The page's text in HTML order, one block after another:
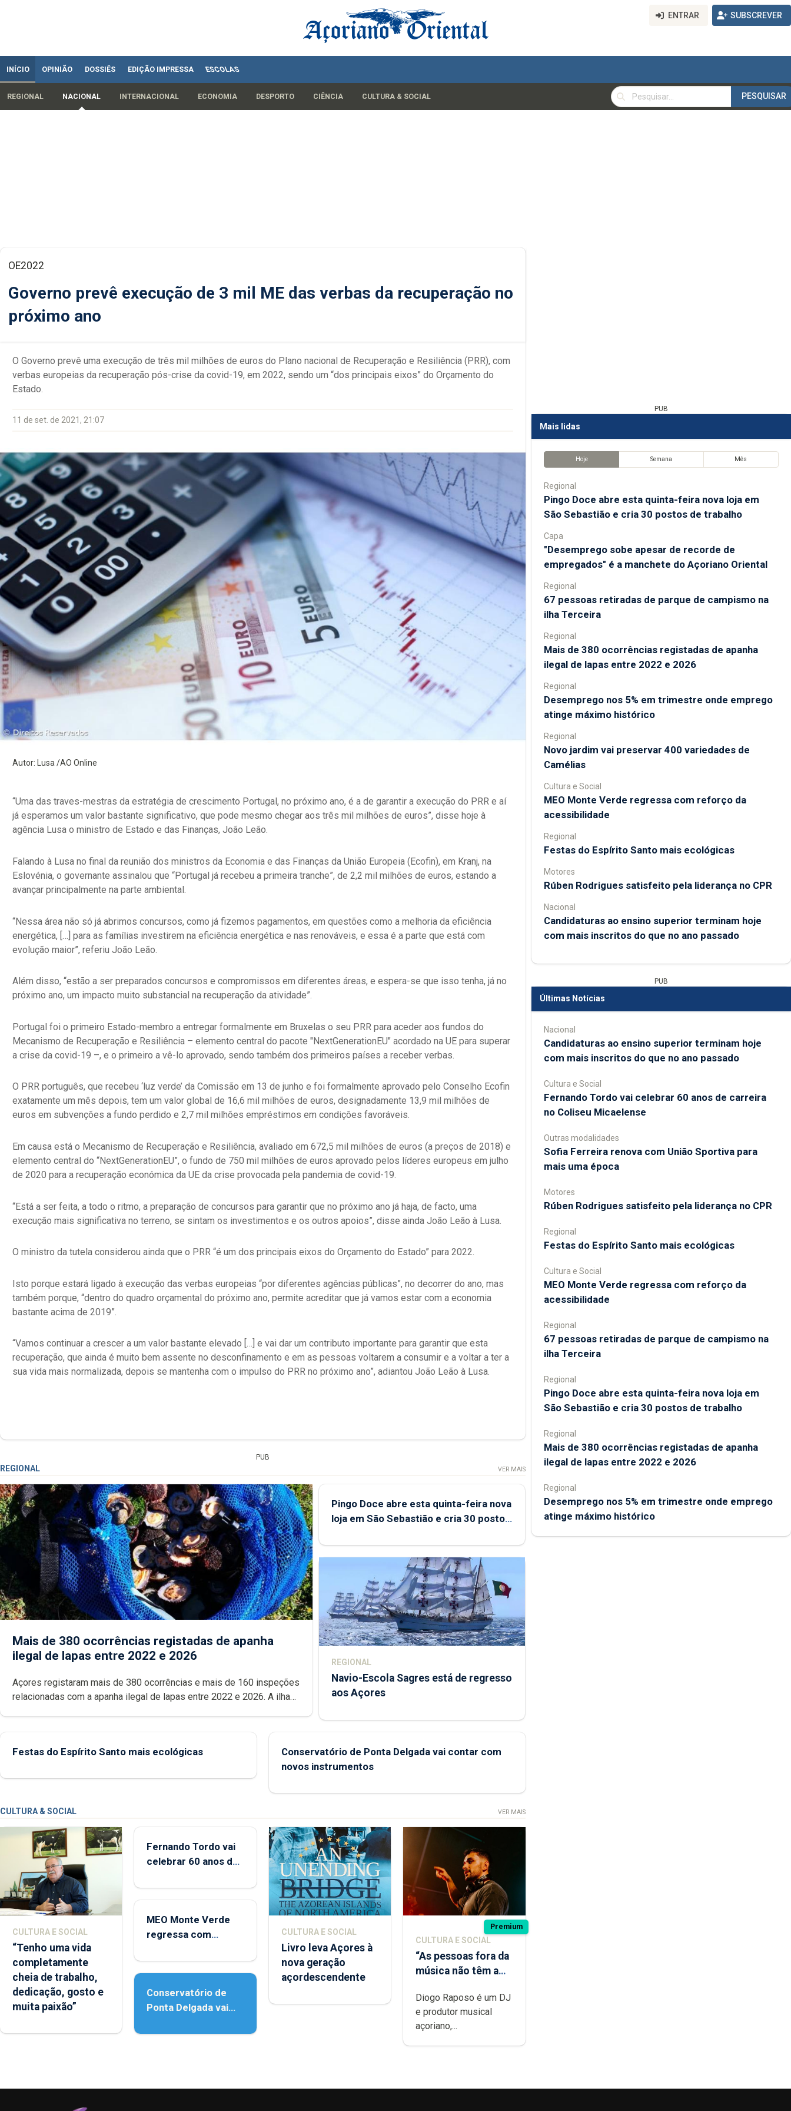
ENTRAR SUBSCREVER
INÍCIO OPINIÃO DOSSIÊS EDIÇÃO IMPRESSA ESCOLAS
REGIONAL NACIONAL INTERNACIONAL ECONOMIA DESPORTO CIÊNCIA CULTURA & SOCIAL
PESQUISAR
PESQUISAR
OE2022
Governo prevê execução de 3 mil ME das verbas da recuperação no
próximo ano
O Governo prevê uma execução de três mil milhões de euros do Plano nacional de Recuperação e Resiliência (PRR), com
verbas europeias da recuperação pós-crise da covid-19, em 2022, sendo um “dos principais eixos” do Orçamento do
Estado.
11 de set. de 2021, 21:07
Autor: Lusa /AO Online
“Uma das traves-mestras da estratégia de crescimento Portugal, no próximo ano, é a de garantir a execução do PRR e aí
já esperamos um valor bastante significativo, que pode mesmo chegar aos três mil milhões de euros”, disse hoje à
agência Lusa o ministro de Estado e das Finanças, João Leão.
Falando à Lusa no final da reunião dos ministros da Economia e das Finanças da União Europeia (Ecofin), em Kranj, na
Eslovénia, o governante assinalou que “Portugal já recebeu a primeira tranche”, de 2,2 mil milhões de euros, estando a
avançar principalmente na parte ambiental.
“Nessa área não só já abrimos concursos, como já fizemos pagamentos, em questões como a melhoria da eficiência
energética, […] para as famílias investirem na eficiência energética e nas renováveis, e essa é a parte que está com
evolução maior”, referiu João Leão.
Além disso, “estão a ser preparados concursos e compromissos em diferentes áreas, e espera-se que isso tenha, já no
próximo ano, um impacto muito substancial na recuperação da atividade”.
Portugal foi o primeiro Estado-membro a entregar formalmente em Bruxelas o seu PRR para aceder aos fundos do
Mecanismo de Recuperação e Resiliência – elemento central do pacote "NextGenerationEU" acordado na UE para superar
a crise da covid-19 –, e o primeiro a vê-lo aprovado, sendo também dos primeiros países a receber verbas.
O PRR português, que recebeu ‘luz verde’ da Comissão em 13 de junho e foi formalmente aprovado pelo Conselho Ecofin
exatamente um mês depois, tem um valor global de 16,6 mil milhões de euros, designadamente 13,9 mil milhões de
euros em subvenções a fundo perdido e 2,7 mil milhões empréstimos em condições favoráveis.
Em causa está o Mecanismo de Recuperação e Resiliência, avaliado em 672,5 mil milhões de euros (a preços de 2018) e
elemento central do “NextGenerationEU”, o fundo de 750 mil milhões de euros aprovado pelos líderes europeus em julho
de 2020 para a recuperação económica da UE da crise provocada pela pandemia de covid-19.
“Está a ser feita, a todo o ritmo, a preparação de concursos para garantir que no próximo ano já haja, de facto, uma
execução mais significativa no terreno, se sintam os investimentos e os outros apoios”, disse ainda João Leão à Lusa.
O ministro da tutela considerou ainda que o PRR “é um dos principais eixos do Orçamento do Estado” para 2022.
Isto porque estará ligado à execução das verbas europeias “por diferentes agências públicas”, no decorrer do ano, mas
também porque, “dentro do quadro orçamental do próximo ano, permite acreditar que já vamos estar com a economia
bastante acima de 2019”.
“Vamos continuar a crescer a um valor bastante elevado […] e vai dar um contributo importante para garantir que esta
recuperação, que ainda é muito bem assente no desconfinamento e em as pessoas voltarem a consumir e a voltar a ter a
sua vida mais normalizada, depois se mantenha com o impulso do PRR no próximo ano”, adiantou João Leão à Lusa.
PUB
REGIONAL VER MAIS
Mais de 380 ocorrências registadas de apanha
ilegal de lapas entre 2022 e 2026
Açores registaram mais de 380 ocorrências e mais de 160 inspeções
relacionadas com a apanha ilegal de lapas entre 2022 e 2026. A ilha
Pingo Doce abre esta quinta-feira nova
loja em São Sebastião e cria 30 postos
REGIONAL
Navio-Escola Sagres está de regresso
aos Açores
Festas do Espírito Santo mais ecológicas
Conservatório de Ponta Delgada vai contar com
novos instrumentos
CULTURA & SOCIAL VER MAIS
CULTURA E SOCIAL
“Tenho uma vida
completamente
cheia de trabalho,
dedicação, gosto e
muita paixão”
Fernando Tordo vai
celebrar 60 anos de
Micaelense
MEO Monte Verde
regressa com
acessibilidade
Conservatório de
Ponta Delgada vai
instrumentos
CULTURA E SOCIAL
Livro leva Açores à
nova geração
açordescendente
Premium
CULTURA E SOCIAL
“As pessoas fora da
música não têm a
difícil é produzir
uma música”
Diogo Raposo é um DJ
e produtor musical
açoriano,...
PUB
Mais lidas
Hoje Semana Mês
Regional
Pingo Doce abre esta quinta-feira nova loja em
São Sebastião e cria 30 postos de trabalho
Capa
"Desemprego sobe apesar de recorde de
empregados" é a manchete do Açoriano Oriental
Regional
67 pessoas retiradas de parque de campismo na
ilha Terceira
Regional
Mais de 380 ocorrências registadas de apanha
ilegal de lapas entre 2022 e 2026
Regional
Desemprego nos 5% em trimestre onde emprego
atinge máximo histórico
Regional
Novo jardim vai preservar 400 variedades de
Camélias
Cultura e Social
MEO Monte Verde regressa com reforço da
acessibilidade
Regional
Festas do Espírito Santo mais ecológicas
Motores
Rúben Rodrigues satisfeito pela liderança no CPR
Nacional
Candidaturas ao ensino superior terminam hoje
com mais inscritos do que no ano passado
PUB
Últimas Notícias
Nacional
Candidaturas ao ensino superior terminam hoje
com mais inscritos do que no ano passado
Cultura e Social
Fernando Tordo vai celebrar 60 anos de carreira
no Coliseu Micaelense
Outras modalidades
Sofia Ferreira renova com União Sportiva para
mais uma época
Motores
Rúben Rodrigues satisfeito pela liderança no CPR
Regional
Festas do Espírito Santo mais ecológicas
Cultura e Social
MEO Monte Verde regressa com reforço da
acessibilidade
Regional
67 pessoas retiradas de parque de campismo na
ilha Terceira
Regional
Pingo Doce abre esta quinta-feira nova loja em
São Sebastião e cria 30 postos de trabalho
Regional
Mais de 380 ocorrências registadas de apanha
ilegal de lapas entre 2022 e 2026
Regional
Desemprego nos 5% em trimestre onde emprego
atinge máximo histórico